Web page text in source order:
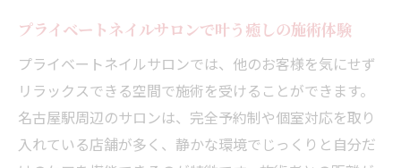
プライベートネイルサロンで感じる上質な
リラックス
静かな空間で自分らしい指先を実現するコツ
プライベートネイルサロンで叶う癒しの施術体験
プライベートネイルサロンでは、他のお客様を気にせず
リラックスできる空間で施術を受けることができます。
名古屋駅周辺のサロンは、完全予約制や個室対応を取り
入れている店舗が多く、静かな環境でじっくりと自分だ